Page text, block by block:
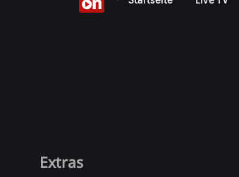
Extras